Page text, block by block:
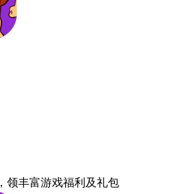
，领丰富游戏福利 及礼包